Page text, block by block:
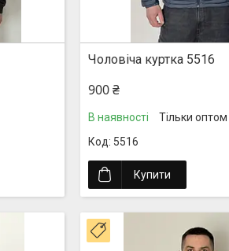
Чоловіча куртка 5516
900 ₴
В наявності
Тільки оптом
5516
Купити